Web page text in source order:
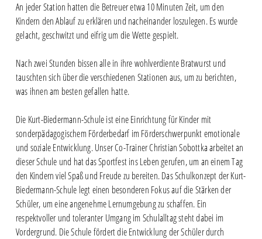
An jeder Station hatten die Betreuer etwa 10 Minuten Zeit, um den
Kindern den Ablauf zu erklären und nacheinander loszulegen. Es wurde
gelacht, geschwitzt und eifrig um die Wette gespielt.
Nach zwei Stunden bissen alle in ihre wohlverdiente Bratwurst und
tauschten sich über die verschiedenen Stationen aus, um zu berichten,
was ihnen am besten gefallen hatte.
Die Kurt-Biedermann-Schule ist eine Einrichtung für Kinder mit
sonderpädagogischem Förderbedarf im Förderschwerpunkt emotionale
und soziale Entwicklung. Unser Co-Trainer Christian Sobottka arbeitet an
dieser Schule und hat das Sportfest ins Leben gerufen, um an einem Tag
den Kindern viel Spaß und Freude zu bereiten. Das Schulkonzept der Kurt-
Biedermann-Schule legt einen besonderen Fokus auf die Stärken der
Schüler, um eine angenehme Lernumgebung zu schaffen. Ein
respektvoller und toleranter Umgang im Schulalltag steht dabei im
Vordergrund. Die Schule fördert die Entwicklung der Schüler durch